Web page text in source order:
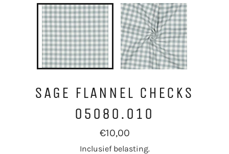
SAGE FLANNEL CHECKS
05080.010
Normale
prijs
€10,00
Inclusief belasting.